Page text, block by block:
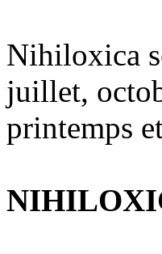
Nihiloxica
juillet,
printemps